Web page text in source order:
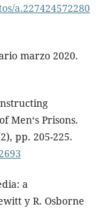
a.227424572280
marzo 2020.
Men‘s Prisons.
pp. 205-225.
a
y R. Osborne